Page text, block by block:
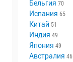
Бельгия 70
Испания 65
Китай 51
Индия 49
Япония 49
Австралия 46